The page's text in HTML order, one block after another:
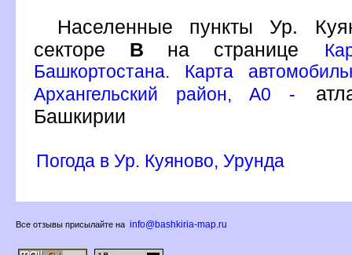
Населенные пункты Ур.
секторе
на странице
Башкортостана. Карта
Архангельский район, A0 -
Башкирии
Погода в Ур. Куяново, Урунда
се отзывы присылайте на info@bashkiria-map.ru